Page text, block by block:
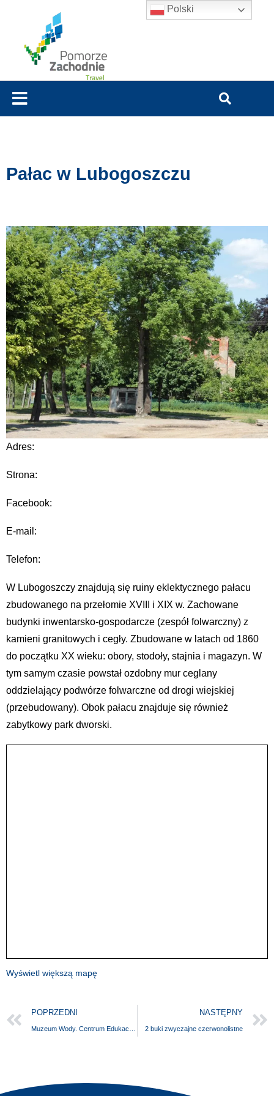
Pałac w Lubogoszczu
Adres:
Strona:
Facebook:
E-mail:
Telefon:
W Lubogoszczy znajdują się ruiny eklektycznego pałacu
zbudowanego na przełomie XVIII i XIX w. Zachowane
budynki inwentarsko-gospodarcze (zespół folwarczny) z
kamieni granitowych i cegły. Zbudowane w latach od 1860
do początku XX wieku: obory, stodoły, stajnia i magazyn. W
tym samym czasie powstał ozdobny mur ceglany
oddzielający podwórze folwarczne od drogi wiejskiej
(przebudowany). Obok pałacu znajduje się również
zabytkowy park dworski.
Wyświetl większą mapę
POPRZEDNI NASTĘPNY
2 buki zwyczajne czerwonolistne
Polski